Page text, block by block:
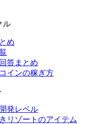
ル
め
答まとめ
インの稼ぎ方
発レベル
リゾートのアイテム